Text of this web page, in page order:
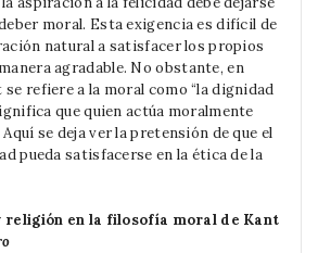
moral. Esta exigencia es difícil de
natural a satisfacer los propios
agradable. No obstante, en
refiere a la moral como “la dignidad
que quien actúa moralmente
se deja ver la pretensión de que el
pueda satisfacerse en la ética de la
en la filosofía moral de Kant